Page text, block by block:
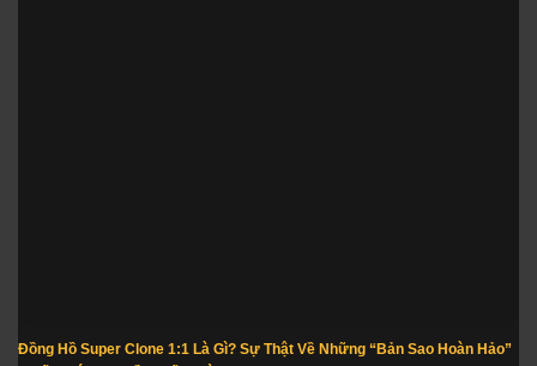
Đồng Hồ Super Clone 1:1 Là Gì? Sự Thật Về Những “Bản Sao Hoàn Hảo”